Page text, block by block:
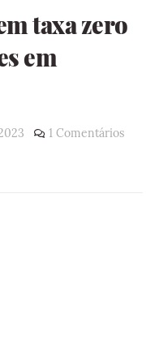
taxa zero
em
1 Comentários